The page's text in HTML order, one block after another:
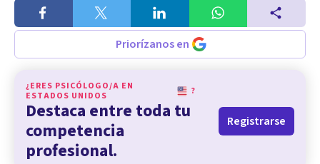
Priorízanos en
¿ERES PSICÓLOGO/A EN
ESTADOS UNIDOS
?
Destaca entre toda tu
competencia
profesional.
Registrarse